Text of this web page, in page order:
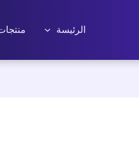
الرئيسة